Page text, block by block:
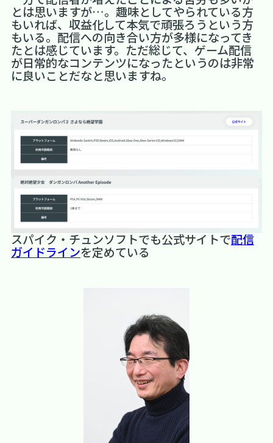
とは思いますが…。趣味としてやられている方
もいれば、収益化して本気で頑張ろうという方
もいる。配信への向き合い方が多様になってき
たとは感じています。ただ総じて、ゲーム配信
が日常的なコンテンツになったというのは非常
に良いことだなと思いますね。
スパイク・チュンソフトでも公式サイトで配信
ガイドラインを定めている